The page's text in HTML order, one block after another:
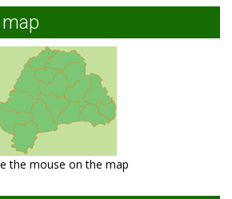
the mouse on the map